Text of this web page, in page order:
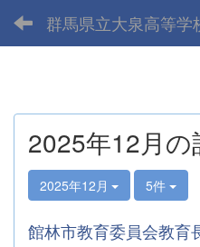
群馬県立大泉高等学
2025年12月の
2025年12月 5件
館林市教育委員会教育